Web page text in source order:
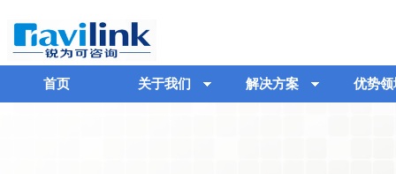
首页 关于我们 解决方案 优势领